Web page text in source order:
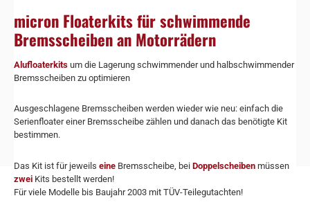
micron Floaterkits für schwimmende
Bremsscheiben an Motorrädern
Alufloaterkits um die Lagerung schwimmender und halbschwimmender
Bremsscheiben zu optimieren
Ausgeschlagene Bremsscheiben werden wieder wie neu: einfach die
Serienfloater einer Bremsscheibe zählen und danach das benötigte Kit
bestimmen.
Das Kit ist für jeweils eine Bremsscheibe, bei Doppelscheiben müssen
zwei Kits bestellt werden!
Für viele Modelle bis Baujahr 2003 mit TÜV-Teilegutachten!